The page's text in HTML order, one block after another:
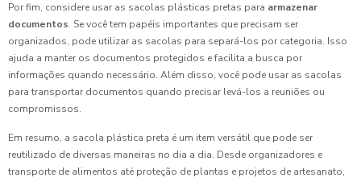
Por fim, considere usar as sacolas plásticas pretas para armazenar
documentos. Se você tem papéis importantes que precisam ser
organizados, pode utilizar as sacolas para separá-los por categoria. Isso
ajuda a manter os documentos protegidos e facilita a busca por
informações quando necessário. Além disso, você pode usar as sacolas
para transportar documentos quando precisar levá-los a reuniões ou
compromissos.
Em resumo, a sacola plástica preta é um item versátil que pode ser
reutilizado de diversas maneiras no dia a dia. Desde organizadores e
transporte de alimentos até proteção de plantas e projetos de artesanato,